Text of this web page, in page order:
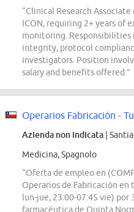
“Clinical Research
ICON, requiring 2+ years of
monitoring. Responsibilities
integrity, protocol
investigators. Position
salary and benefits offered.”
Operarios Fabricación -
Azienda non indicata |
Medicina, Spagnolo
“Oferta de empleo en
Operarios de Fabricación en
lun-jue, 23:00-07:45 vie) por
farmacéutica de Quinta